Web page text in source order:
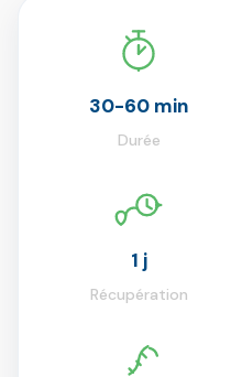
30-60 min
Durée
1 j
Récupération